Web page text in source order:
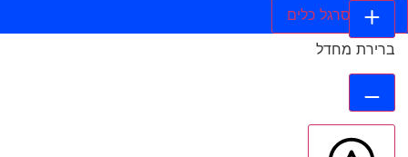
הסתר סרגל כלים
ברירת מחדל